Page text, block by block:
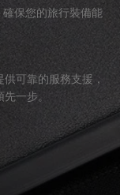
保您的旅行裝備能
可靠的服務支援，
一步。